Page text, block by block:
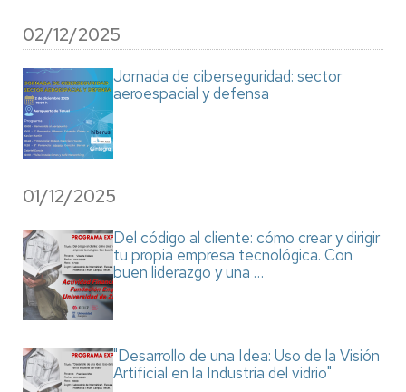
02/12/2025
Jornada de ciberseguridad: sector
aeroespacial y defensa
01/12/2025
Del código al cliente: cómo crear y dirigir
tu propia empresa tecnológica. Con
buen liderazgo y una …
"Desarrollo de una Idea: Uso de la Visión
Artificial en la Industria del vidrio"